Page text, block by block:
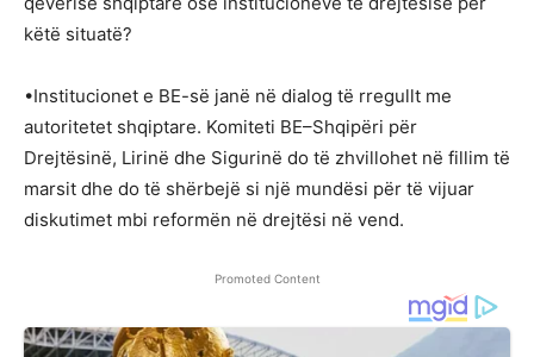
këtë situatë?
•Institucionet e BE-së janë në dialog të rregullt me
autoritetet shqiptare. Komiteti BE–Shqipëri për
Drejtësinë, Lirinë dhe Sigurinë do të zhvillohet në fillim të
marsit dhe do të shërbejë si një mundësi për të vijuar
diskutimet mbi reformën në drejtësi në vend.
Promoted Content